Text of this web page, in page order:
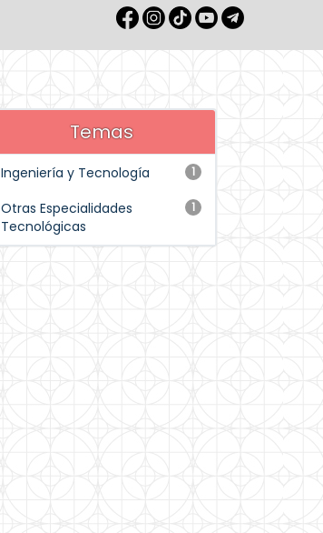
Temas
1
Ingeniería y Tecnología
1
Otras Especialidades
Tecnológicas